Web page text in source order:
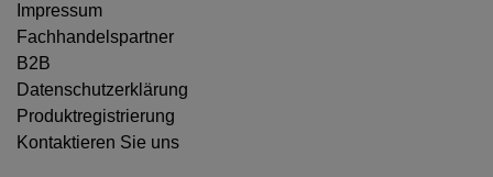
Impressum
Fachhandelspartner
B2B
Datenschutzerklärung
Produktregistrierung
Kontaktieren Sie uns